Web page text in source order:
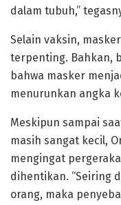
dalam tubuh,”
Selain vaksin,
terpenting. Bahkan,
bahwa masker
menurunkan angka
Meskipun sampai
masih sangat kecil,
mengingat
dihentikan. “Seiring
orang, maka